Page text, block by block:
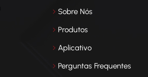
Sobre Nós
Produtos
Aplicativo
Perguntas Frequentes